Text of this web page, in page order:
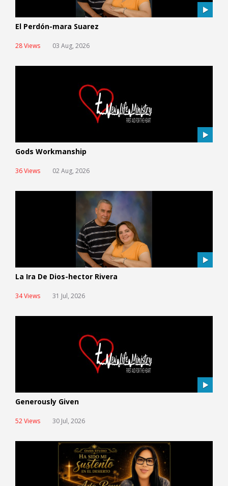
El Perdón-mara Suarez
28 Views 03 Aug, 2026
Gods Workmanship
36 Views 02 Aug, 2026
La Ira De Dios-hector Rivera
34 Views 31 Jul, 2026
Generously Given
52 Views 30 Jul, 2026